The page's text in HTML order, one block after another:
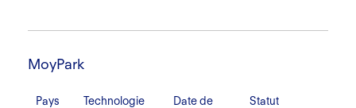
MoyPark
Pays
Technologie
Date de
Statut